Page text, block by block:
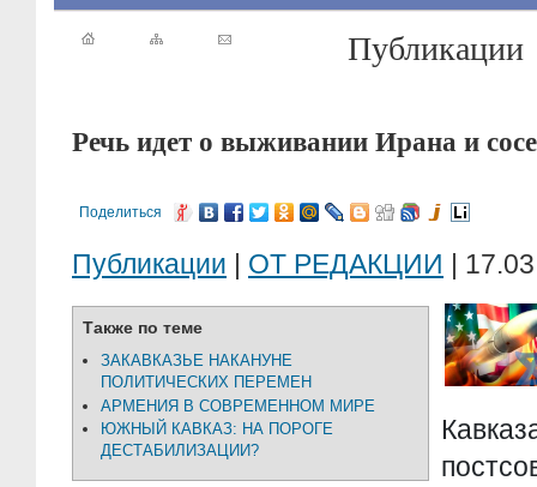
Публикации
Речь идет о выживании Ирана и
Поделиться
Публикации | ОТ РЕДАКЦИИ |
Также по теме
ЗАКАВКАЗЬЕ НАКАНУНЕ
ПОЛИТИЧЕСКИХ ПЕРЕМЕН
АРМЕНИЯ В СОВРЕМЕННОМ МИРЕ
ЮЖНЫЙ КАВКАЗ: НА ПОРОГЕ
ДЕСТАБИЛИЗАЦИИ?